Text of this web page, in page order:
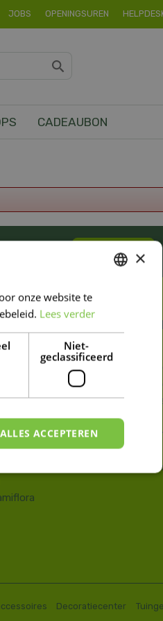
JOBS OPENINGSUREN
CADEAUBON
Inschrijven
Contact
​Wettelijke
Algemene
Vragen
Decoratiecenter
×
onze website te
Lees verder
Niet-
geclassificeerd
ALLES ACCEPTEREN